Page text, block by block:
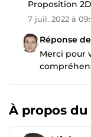
Proposition
7 juil. 2022 à
Réponse
Merci pour
À propos